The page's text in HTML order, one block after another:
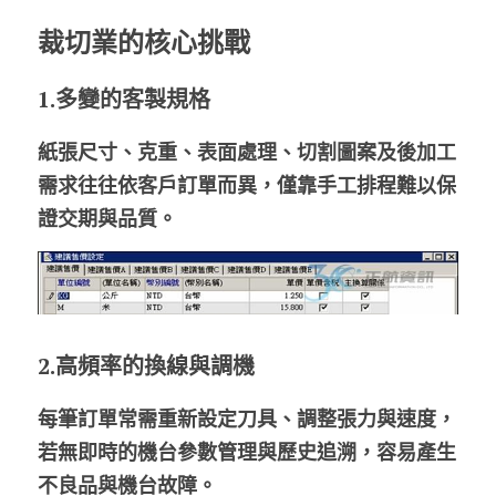
裁切業的核心挑戰
1.多變的客製規格
紙張尺寸、克重、表面處理、切割圖案及後加工
需求往往依客戶訂單而異，僅靠手工排程難以保
證交期與品質。
2.高頻率的換線與調機
每筆訂單常需重新設定刀具、調整張力與速度，
若無即時的機台參數管理與歷史追溯，容易產生
不良品與機台故障。